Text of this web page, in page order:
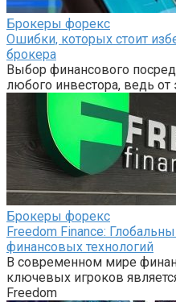
Брокеры форекс
Ошибки, которых стоит
брокера
Выбор финансового
любого инвестора, ведь от
Брокеры форекс
Freedom Finance:
финансовых технологий
В современном мире
ключевых игроков
Freedom